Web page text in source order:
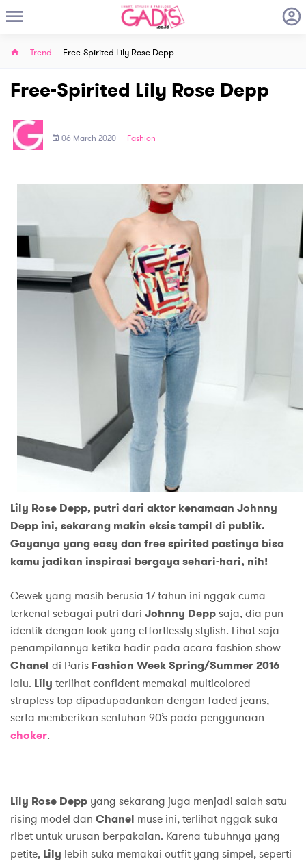
Trend Free-Spirited Lily Rose Depp
Free-Spirited Lily Rose Depp
06 March 2020 Fashion
Lily Rose Depp, putri dari aktor kenamaan Johnny
Depp ini, sekarang makin eksis tampil di publik.
Gayanya yang easy dan free spirited pastinya bisa
kamu jadikan inspirasi bergaya sehari-hari, nih!
Cewek yang masih berusia 17 tahun ini nggak cuma
terkenal sebagai putri dari Johnny Deppsaja, dia pun
identik dengan look yang effortlessly stylish. Lihat saja
penampilannya ketika hadir pada acara fashion show
Chanel di Paris Fashion Week Spring/Summer2016
lalu. Lily terlihat confident memakai multicolored
strapless top dipadupadankan dengan faded jeans,
serta memberikan sentuhan 90’s pada penggunaan
choker.
Lily Rose Depp yang sekarang juga menjadi salah satu
rising model dan Chanel muse ini, terlihat nggak suka
ribet untuk urusan berpakaian. Karena tubuhnya yang
petite, Lily lebih suka memakai outfit yang simpel, seperti